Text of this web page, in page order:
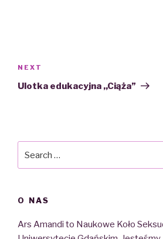
wpisu
Next
Post
NEXT
Ulotka edukacyjna ,,Ciąża”
O NAS
Ars Amandi to Naukowe Koło